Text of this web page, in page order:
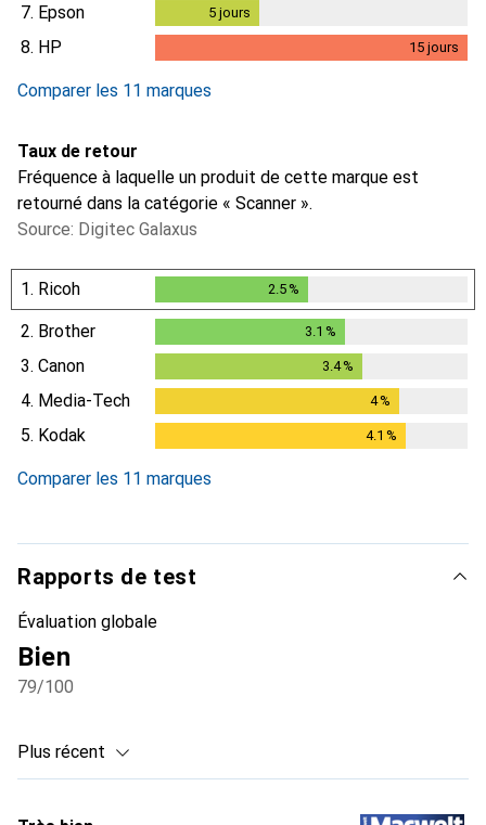
7. Epson 5jours
8. HP 15 jours
Comparer les 11 marques
Taux de retour
Fréquence à laquelle un produit de cette marque est
retourné dans la catégorie « Scanner ».
Source: Digitec Galaxus
1. Ricoh 2.5%
2. Brother 3.1 %
3. Canon 3.4%
4. Media-Tech 4%
5. Kodak 4.1 %
Comparer les 11 marques
Rapports de test
Évaluation globale
Bien
79/100
Plus récent